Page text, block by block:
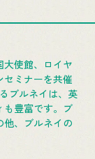
使館、ロイヤ
セミナーを共催
ブルネイは、英
も豊富です。ブ
、ブルネイの